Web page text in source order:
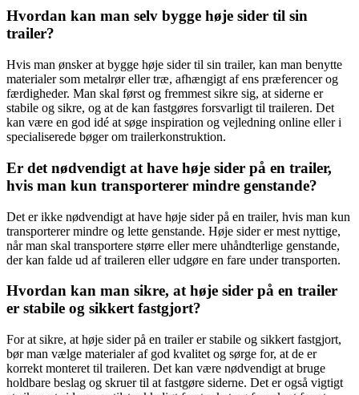
Hvordan kan man selv bygge høje sider til sin
trailer?
Hvis man ønsker at bygge høje sider til sin trailer, kan man benytte
materialer som metalrør eller træ, afhængigt af ens præferencer og
færdigheder. Man skal først og fremmest sikre sig, at siderne er
stabile og sikre, og at de kan fastgøres forsvarligt til traileren. Det
kan være en god idé at søge inspiration og vejledning online eller i
specialiserede bøger om trailerkonstruktion.
Er det nødvendigt at have høje sider på en trailer,
hvis man kun transporterer mindre genstande?
Det er ikke nødvendigt at have høje sider på en trailer, hvis man kun
transporterer mindre og lette genstande. Høje sider er mest nyttige,
når man skal transportere større eller mere uhåndterlige genstande,
der kan falde ud af traileren eller udgøre en fare under transporten.
Hvordan kan man sikre, at høje sider på en trailer
er stabile og sikkert fastgjort?
For at sikre, at høje sider på en trailer er stabile og sikkert fastgjort,
bør man vælge materialer af god kvalitet og sørge for, at de er
korrekt monteret til traileren. Det kan være nødvendigt at bruge
holdbare beslag og skruer til at fastgøre siderne. Det er også vigtigt